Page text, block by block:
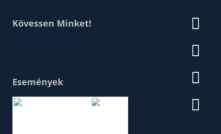
Kövessen Minket!
Események